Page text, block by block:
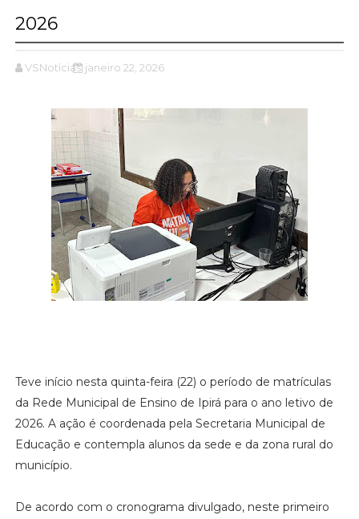
2026
VSNotícias janeiro 22, 2026
Teve início nesta quinta-feira (22) o período de matrículas
da Rede Municipal de Ensino de Ipirá para o ano letivo de
2026. A ação é coordenada pela Secretaria Municipal de
Educação e contempla alunos da sede e da zona rural do
município.
De acordo com o cronograma divulgado, neste primeiro